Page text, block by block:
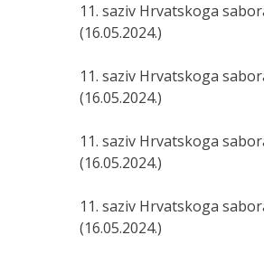
11. saziv Hrvatskoga
(16.05.2024.)
11. saziv Hrvatskoga
(16.05.2024.)
11. saziv Hrvatskoga
(16.05.2024.)
11. saziv Hrvatskoga
(16.05.2024.)